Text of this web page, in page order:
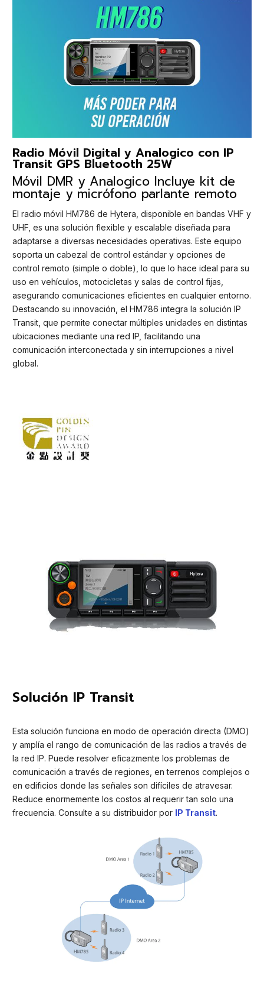
Radio Móvil Digital y Analogico con IP
Transit GPS Bluetooth 25W
Móvil DMR y Analogico Incluye kit de
montaje y micrófono parlante remoto
El radio móvil HM786 de Hytera, disponible en bandas VHF y
UHF, es una solución flexible y escalable diseñada para
adaptarse a diversas necesidades operativas. Este equipo
soporta un cabezal de control estándar y opciones de
control remoto (simple o doble), lo que lo hace ideal para su
uso en vehículos, motocicletas y salas de control fijas,
asegurando comunicaciones eficientes en cualquier entorno.
Destacando su innovación, el HM786 integra la solución IP
Transit, que permite conectar múltiples unidades en distintas
ubicaciones mediante una red IP, facilitando una
comunicación interconectada y sin interrupciones a nivel
global.
Solución IP Transit
Esta solución funciona en modo de operación directa (DMO)
y amplía el rango de comunicación de las radios a través de
la red IP. Puede resolver eficazmente los problemas de
comunicación a través de regiones, en terrenos complejos o
en edificios donde las señales son difíciles de atravesar.
Reduce enormemente los costos al requerir tan solo una
frecuencia. Consulte a su distribuidor por IP Transit.